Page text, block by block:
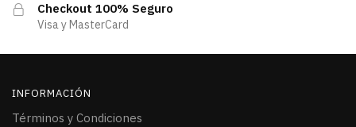
Checkout 100% Seguro
Visa y MasterCard
INFORMACIÓN
Términos y Condiciones